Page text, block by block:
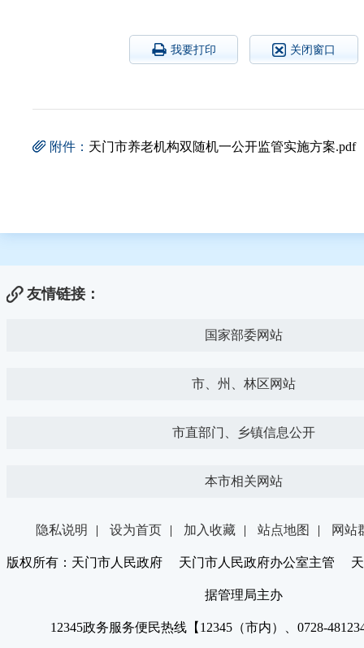
我要打印 关闭窗口
附件： 天门市养老机构双随机一公开监管实施方案.pdf
友情链接：
国家部委网站
市、州、林区网站
市直部门、乡镇信息公开
本市相关网站
隐私说明 | 设为首页 | 加入收藏 | 站点地图 | 网站
版权所有：天门市人民政府 天门市人民政府办公室主管 天
据管理局主办
12345政务服务便民热线【12345（市内）、0728-